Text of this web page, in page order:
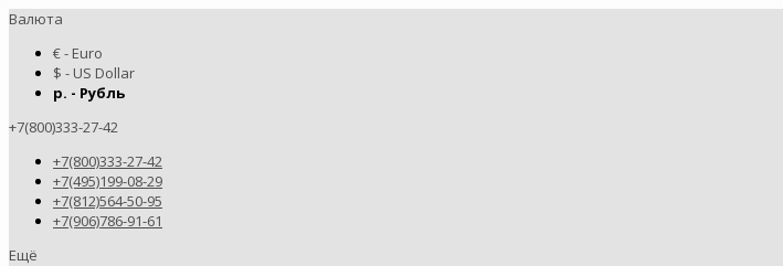
Валюта
€ - Euro
$ - US Dollar
р. - Рубль
+7(800)333-27-42
+7(800)333-27-42
+7(495)199-08-29
+7(812)564-50-95
+7(906)786-91-61
Ещё